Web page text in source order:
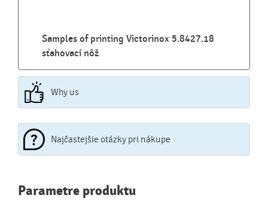
Samples of printing Victorinox 5.8427.18
sťahovací nôž
Why us
Najčastejšie otázky pri nákupe
Najčastejšie otázky pri nákupe
reklamných predmetov
Parametre produktu